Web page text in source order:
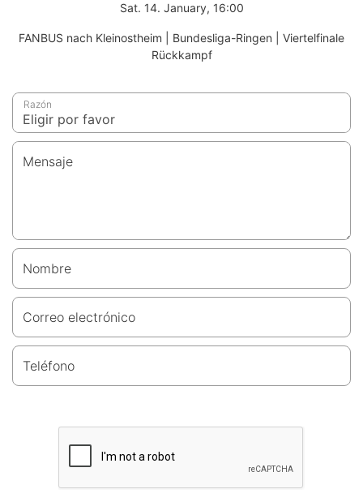
Sat. 14. January, 16:00
FANBUS nach Kleinostheim | Bundesliga-Ringen | Viertelfinale
Rückkampf
Razón
Mensaje
Nombre
Correo electrónico
Teléfono